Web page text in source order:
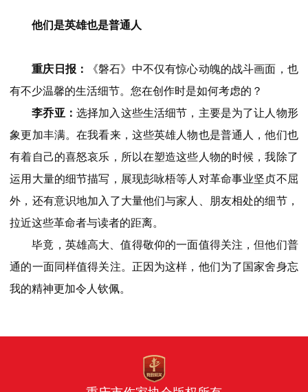
他们是英雄也是普通人
重庆日报：
《磐石》中不仅有惊心动魄的战斗画面，也
有不少温馨的生活细节。您在创作时是如何考虑的？
李乔亚： 选择加入这些生活细节，主要是为了让人物形
象更加丰满。在我看来，这些英雄人物也是普通人，他们也
有着自己的喜怒哀乐，所以在塑造这些人物的时候，我除了
运用大量的细节描写，展现彭咏梧等人对革命事业坚贞不屈
外，还有意识地加入了大量他们与家人、朋友相处的细节，
拉近这些革命者与读者的距离。
毕竟，英雄高大、值得敬仰的一面值得关注，但他们普
通的一面同样值得关注。正因为这样，他们为了国家舍身忘
我的精神更加令人钦佩。